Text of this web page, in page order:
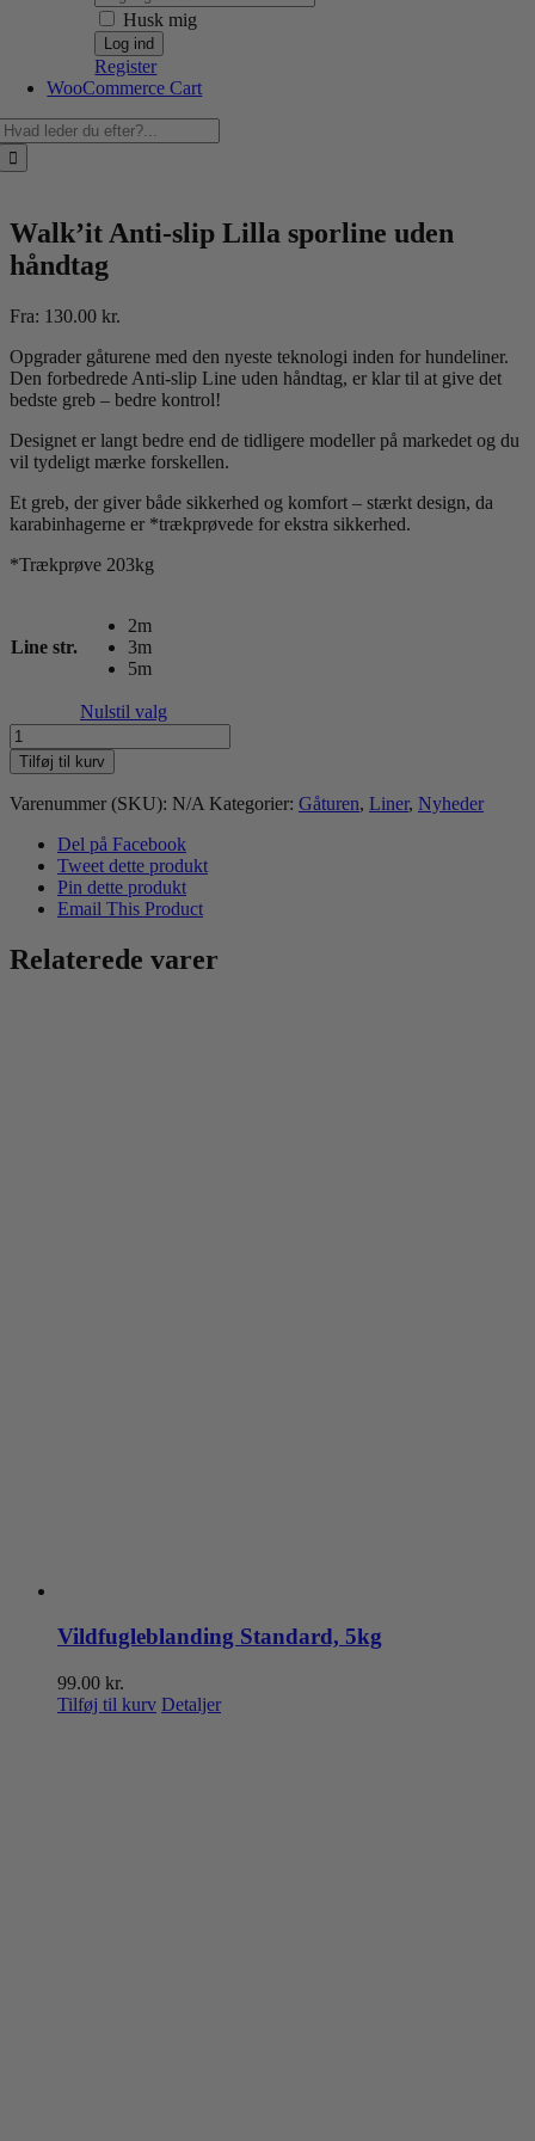
Husk mig
Register
WooCommerce Cart
Walk’it Anti-slip Lilla sporline uden
håndtag
Fra: 130.00 kr.
Opgrader gåturene med den nyeste teknologi inden for hundeliner.
Den forbedrede Anti-slip Line uden håndtag, er klar til at give det
bedste greb – bedre kontrol!
Designet er langt bedre end de tidligere modeller på markedet og du
vil tydeligt mærke forskellen.
Et greb, der giver både sikkerhed og komfort – stærkt design, da
karabinhagerne er *trækprøvede for ekstra sikkerhed.
*Trækprøve 203kg
Line str.
2m
3m
5m
Nulstil valg
Walk'it
Anti-
slip
Lilla
uden
håndtag
antal
Tilføj til kurv
Varenummer (SKU): N/A Kategorier: Gåturen, Liner, Nyheder
Del på Facebook
Tweet dette produkt
Pin dette produkt
Email This Product
Relaterede varer
Vildfugleblanding Standard, 5kg
99.00 kr.
Tilføj til kurv Detaljer